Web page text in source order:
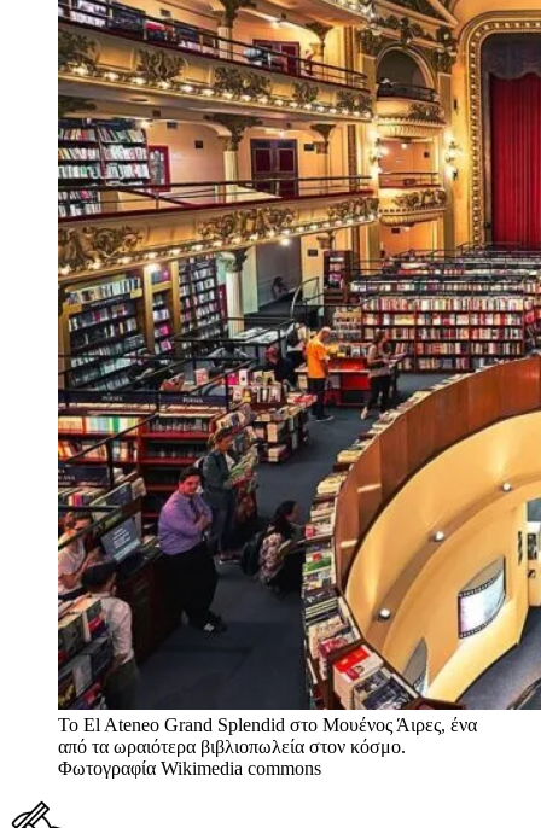
Το El Ateneo Grand Splendid στο Μουένος Άιρες, ένα
από τα ωραιότερα βιβλιοπωλεία στον κόσμο.
Φωτογραφία Wikimedia commons